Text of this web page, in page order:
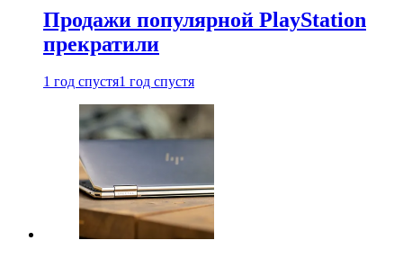
Продажи популярной PlayStation
прекратили
1 год спустя1 год спустя